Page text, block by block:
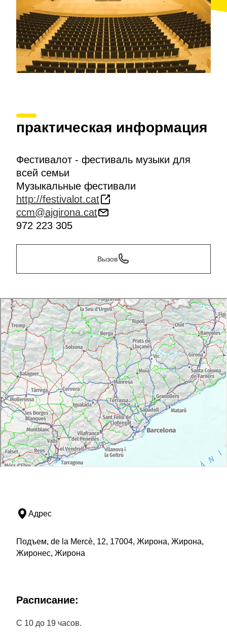
практическая информация
Фестивалот - фестиваль музыки для
всей семьи
Музыкальные фестивали
http://festivalot.cat
ccm@ajgirona.cat
972 223 305
Вызов
Адрес
Подъем, de la Mercè, 12, 17004, Жирона, Жирона,
Жиронес, Жирона
Расписание:
С 10 до 19 часов.